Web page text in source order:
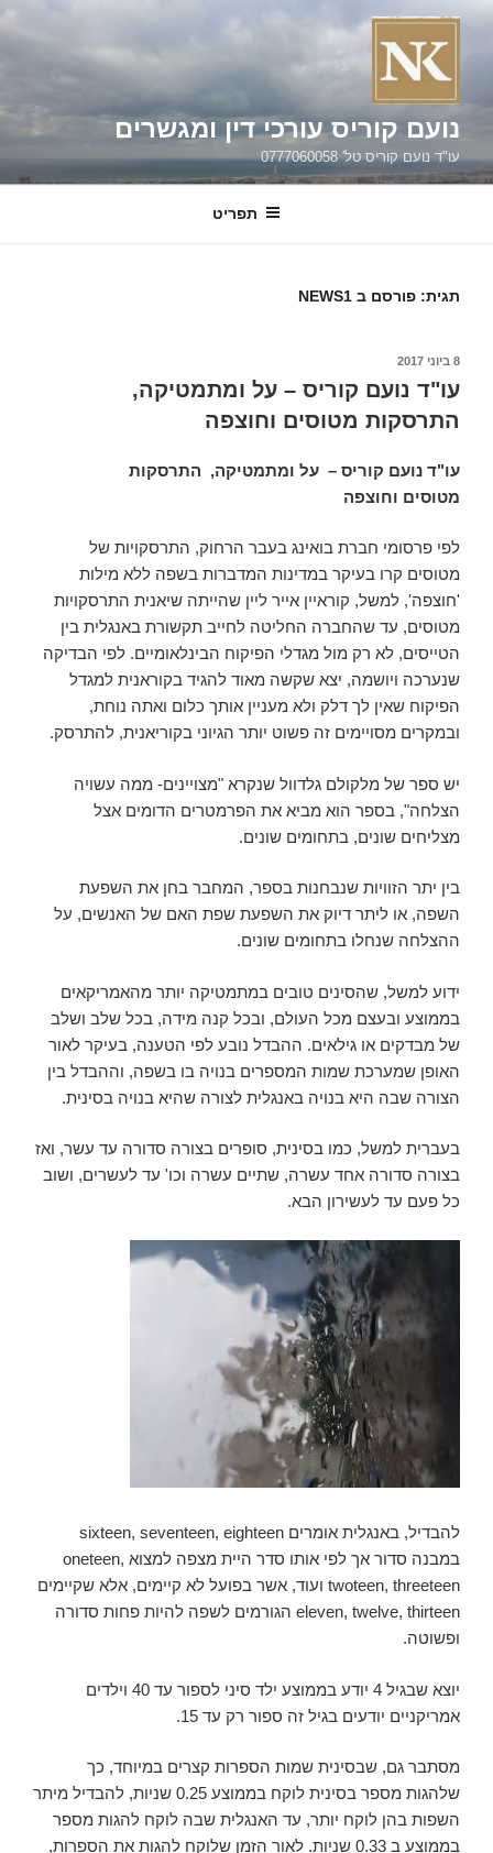
דילוג
נועם קוריס עורכי דין ומגשרים
עו"ד נועם קוריס טל' 0777060058
תפריט
תגית: פורסם ב NEWS1
פורסם
8 ביוני 2017
עו"ד נועם קוריס – על ומתמטיקה,
התרסקות מטוסים וחוצפה
עו"ד נועם קוריס – על ומתמטיקה, התרסקות
מטוסים וחוצפה
לפי פרסומי חברת בואינג בעבר הרחוק, התרסקויות של
מטוסים קרו בעיקר במדינות המדברות בשפה ללא מילות
'חוצפה', למשל, קוראיין אייר ליין שהייתה שיאנית התרסקויות
מטוסים, עד שהחברה החליטה לחייב תקשורת באנגלית בין
הטייסים, לא רק מול מגדלי הפיקוח הבינלאומיים. לפי הבדיקה
שנערכה ויושמה, יצא שקשה מאוד להגיד בקוראנית למגדל
הפיקוח שאין לך דלק ולא מעניין אותך כלום ואתה נוחת,
ובמקרים מסויימים זה פשוט יותר הגיוני בקוריאנית, להתרסק.
יש ספר של מלקולם גלדוול שנקרא "מצויינים- ממה עשויה
הצלחה", בספר הוא מביא את הפרמטרים הדומים אצל
מצליחים שונים, בתחומים שונים.
בין יתר הזוויות שנבחנות בספר, המחבר בחן את השפעת
השפה, או ליתר דיוק את השפעת שפת האם של האנשים, על
ההצלחה שנחלו בתחומים שונים.
ידוע למשל, שהסינים טובים במתמטיקה יותר מהאמריקאים
בממוצע ובעצם מכל העולם, ובכל קנה מידה, בכל שלב ושלב
של מבדקים או גילאים. ההבדל נובע לפי הטענה, בעיקר לאור
האופן שמערכת שמות המספרים בנויה בו בשפה, וההבדל בין
הצורה שבה היא בנויה באנגלית לצורה שהיא בנויה בסינית.
בעברית למשל, כמו בסינית, סופרים בצורה סדורה עד עשר, ואז
בצורה סדורה אחד עשרה, שתיים עשרה וכו' עד לעשרים, ושוב
כל פעם עד לעשירון הבא.
להבדיל, באנגלית אומרים sixteen, seventeen, eighteen
במבנה סדור אך לפי אותו סדר היית מצפה למצוא oneteen,
twoteen, threeteen ועוד, אשר בפועל לא קיימים, אלא שקיימים
eleven, twelve, thirteen הגורמים לשפה להיות פחות סדורה
ופשוטה.
יוצא שבגיל 4 יודע בממוצע ילד סיני לספור עד 40 וילדים
אמריקניים יודעים בגיל זה ספור רק עד 15.
מסתבר גם, שבסינית שמות הספרות קצרים במיוחד, כך
שלהגות מספר בסינית לוקח בממוצע 0.25 שניות, להבדיל מיתר
השפות בהן לוקח יותר, עד האנגלית שבה לוקח להגות מספר
בממוצע ב 0.33 שניות. לאור הזמן שלוקח להגות את הספרות,